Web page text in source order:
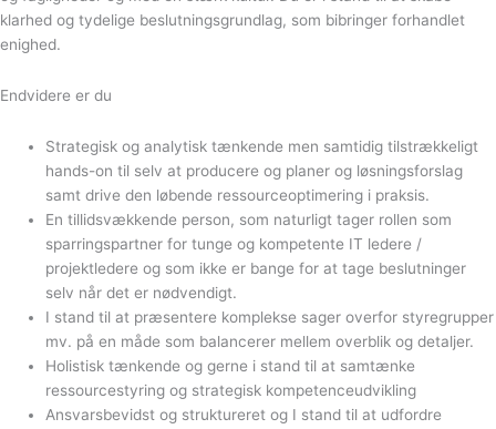
klarhed og tydelige beslutningsgrundlag, som bibringer forhandlet
enighed.
Endvidere er du
Strategisk og analytisk tænkende men samtidig tilstrækkeligt
hands-on til selv at producere og planer og løsningsforslag
samt drive den løbende ressourceoptimering i praksis.
En tillidsvækkende person, som naturligt tager rollen som
sparringspartner for tunge og kompetente IT ledere /
projektledere og som ikke er bange for at tage beslutninger
selv når det er nødvendigt.
I stand til at præsentere komplekse sager overfor styregrupper
mv. på en måde som balancerer mellem overblik og detaljer.
Holistisk tænkende og gerne i stand til at samtænke
ressourcestyring og strategisk kompetenceudvikling
Ansvarsbevidst og struktureret og I stand til at udfordre